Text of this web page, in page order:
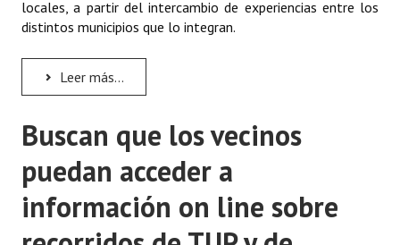
locales, a partir del intercambio de experiencias entre los
distintos municipios que lo integran.
Leer más...
Buscan que los vecinos
puedan acceder a
información on line sobre